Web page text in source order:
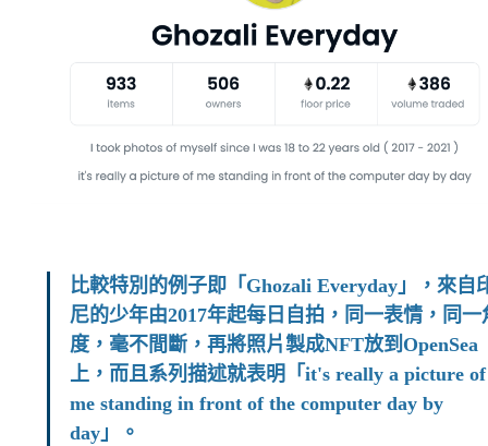
比較特別的例子即「Ghozali Everyday」，來自
尼的少年由2017年起每日自拍，同一表情，同一
度，毫不間斷，再將照片製成NFT放到OpenSea
上，而且系列描述就表明「it's really a picture of
me standing in front of the computer day by
day」。